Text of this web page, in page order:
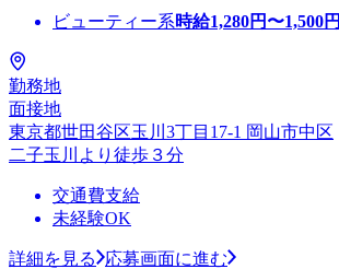
ビューティー系時給1,280円〜1,500円
勤務地
面接地
東京都世田谷区玉川3丁目17-1 岡山市中区
二子玉川より徒歩３分
交通費支給
未経験OK
詳細を見る 応募画面に進む